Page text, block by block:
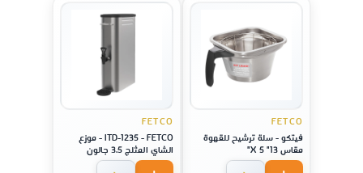
FETCO
فيتكو - سلة ترشيح للقهوة
مقاس 13" X 5"
FETCO
ITD-1235 - FETCO - موزع
الشاي المثلج 3.5 جالون